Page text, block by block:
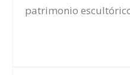
patrimonio